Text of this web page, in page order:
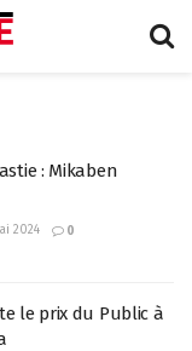
: Mikaben
2024 0
le prix du Public à